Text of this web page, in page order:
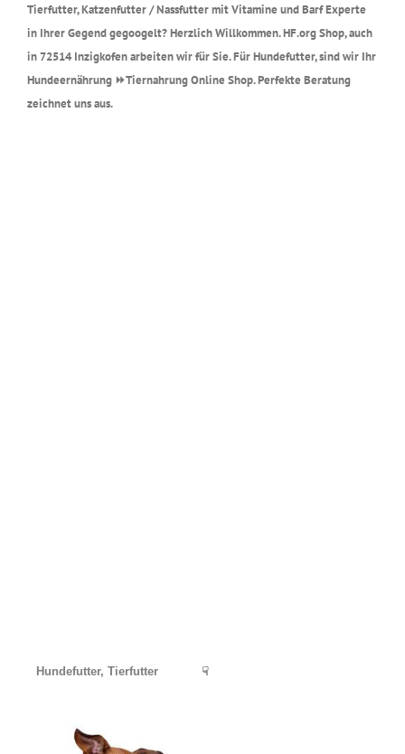
Tierfutter, Katzenfutter / Nassfutter mit Vitamine und Barf Experte
in Ihrer Gegend gegoogelt? Herzlich Willkommen. HF.org Shop, auch
in 72514 Inzigkofen arbeiten wir für Sie. Für Hundefutter, sind wir Ihr
Hundeernährung ⏩Tiernahrung Online Shop. Perfekte Beratung
zeichnet uns aus.
Hundefutter, Tierfutter ☟